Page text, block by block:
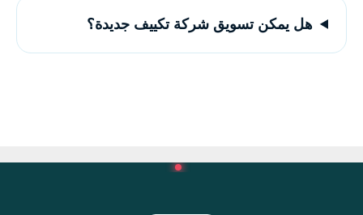
هل يمكن تسويق شركة تكييف جديدة؟